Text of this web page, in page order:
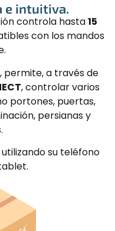
e intuitiva.
controla hasta15
con los mandos
permite, a través de
, controlar varios
portones, puertas,
persianas y
su teléfono